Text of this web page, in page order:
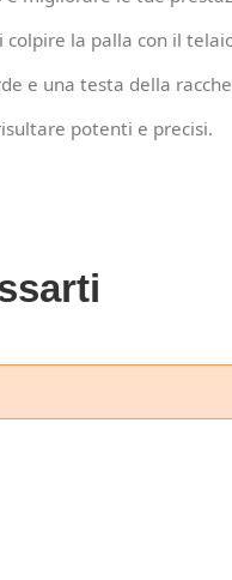
la palla con il
e una testa della
potenti e precisi.